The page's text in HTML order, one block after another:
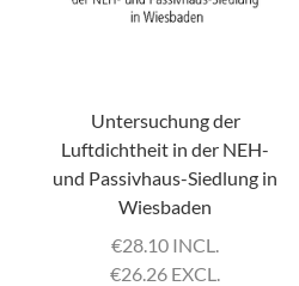
Untersuchung der
Luftdichtheit in der NEH-
und Passivhaus-Siedlung in
Wiesbaden
€28.10 INCL.
€26.26 EXCL.